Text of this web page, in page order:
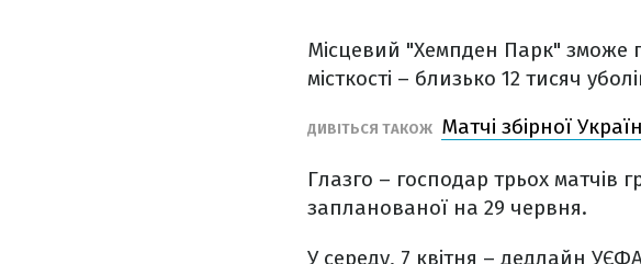
Місцевий "Хемпден Парк" зможе
місткості – близько 12 тисяч
ДИВІТЬСЯ ТАКОЖ Матчі збірної
Глазго – господар трьох матчів
запланованої на 29 червня.
У середу, 7 квітня – дедлайн